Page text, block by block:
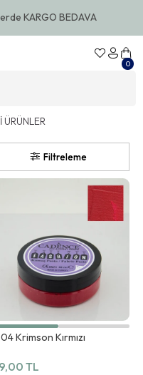
KARGO BEDAVA
0
Filtreleme
Krimson Kırmızı
TL